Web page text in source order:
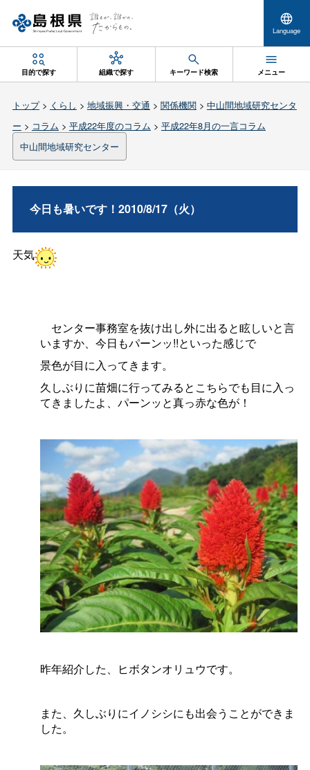
Language
目的で探す 組織で探す キーワード検索 メニュー
トップ> くらし > 地域振興・交通 > 関係機関> 中山間地域研究センタ
ー > コラム > 平成22年度のコラム > 平成22年8月の一言コラム
中山間地域研究センター
今日も暑いです！2010/8/17（火）
天気
センター事務室を抜け出し外に出ると眩しいと言
いますか、今日もパーンッ!!といった感じで
景色が目に入ってきます。
久しぶりに苗畑に行ってみるとこちらでも目に入っ
てきましたよ、パーンッと真っ赤な色が！
昨年紹介した、ヒボタンオリュウです。
また、久しぶりにイノシシにも出会うことができま
した。